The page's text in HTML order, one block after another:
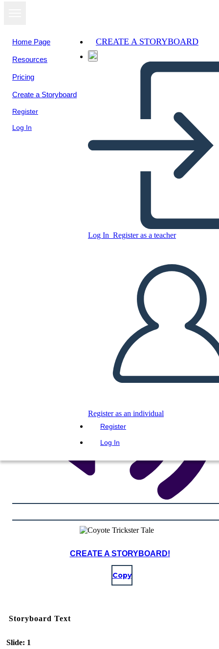
Home Page
Resources
Pricing
Create a Storyboard
Register
Log In
CREATE A STORYBOARD
Log In Register as a teacher
Register as an individual
Register
Log In
PLAY SLIDESHOW
READ TO ME
CREATE A STORYBOARD!
Copy
Storyboard Text
Slide: 1